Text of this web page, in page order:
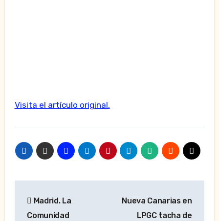
Visita el artículo original.
de
Madrid. La
Comunidad
Nueva Canarias en
LPGC tacha de